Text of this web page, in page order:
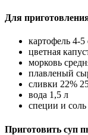
Для
картофель 4-
цветная
морковь
плавленый
сливки 22%
вода 1,5 л
специи и
Приготовить суп